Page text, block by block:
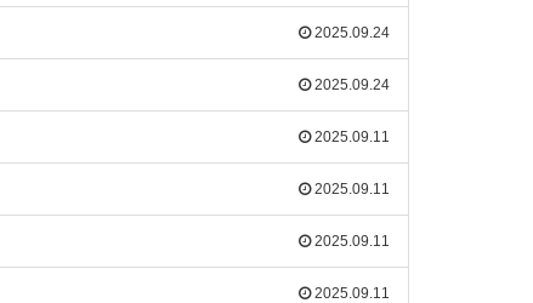
2025.09.24
2025.09.24
2025.09.11
2025.09.11
2025.09.11
2025.09.11